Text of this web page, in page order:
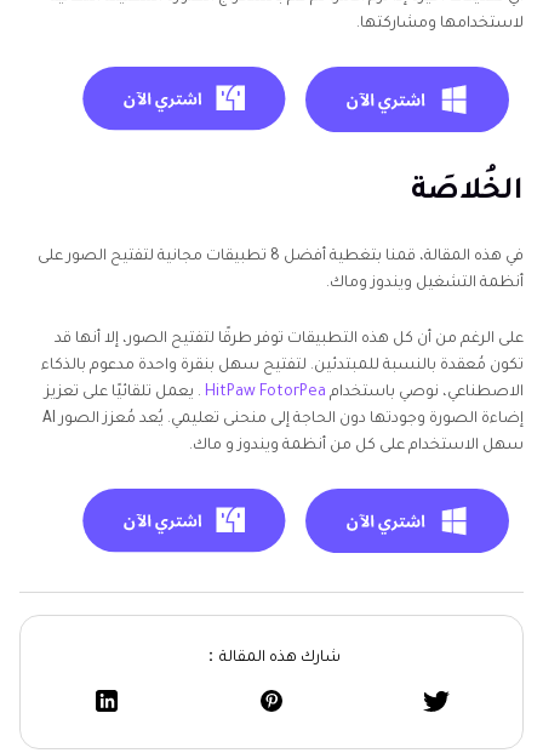
لاستخدامها ومشاركتها.
الخُلاصَة
في هذه المقالة، قمنا بتغطية أفضل 8 تطبيقات مجانية لتفتيح الصور على
أنظمة التشغيل ويندوز وماك.
على الرغم من أن كل هذه التطبيقات توفر طرقًا لتفتيح الصور، إلا أنها قد
تكون مُعقدة بالنسبة للمبتدئين. لتفتيح سهل بنقرة واحدة مدعوم بالذكاء
الاصطناعي، نوصي باستخدام HitPaw FotorPea . يعمل تلقائيًا على تعزيز
إضاءة الصورة وجودتها دون الحاجة إلى منحنى تعليمي. يُعد مُعزز الصور AI
سهل الاستخدام على كل من أنظمة ويندوز و ماك.
شارك هذه المقالة：